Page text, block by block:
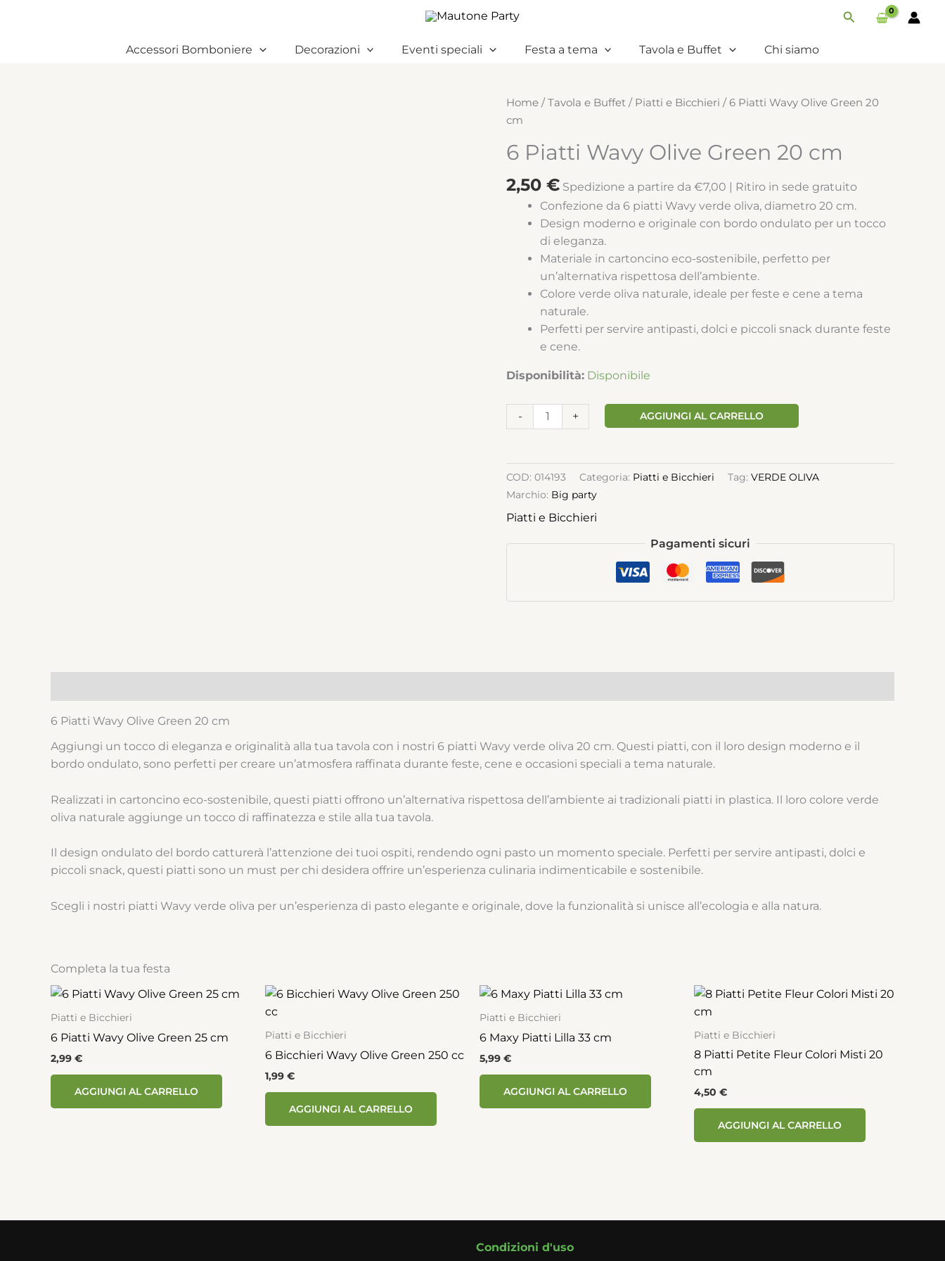
Cerca
Accessori Bomboniere Decorazioni Eventi speciali Festa a tema Tavola e Buffet Chi siamo
Home / Tavola e Buffet / Piatti e Bicchieri / 6 Piatti Wavy Olive Green 20
cm
6 Piatti Wavy Olive Green 20 cm
2,50 € Spedizione a partire da €7,00 | Ritiro in sede gratuito
Confezione da 6 piatti Wavy verde oliva, diametro 20 cm.
Design moderno e originale con bordo ondulato per un tocco
di eleganza.
Materiale in cartoncino eco-sostenibile, perfetto per
un’alternativa rispettosa dell’ambiente.
Colore verde oliva naturale, ideale per feste e cene a tema
naturale.
Perfetti per servire antipasti, dolci e piccoli snack durante feste
e cene.
Disponibilità: Disponibile
-
6
Piatti
Olive
20
quantità
+ AGGIUNGI AL CARRELLO
COD: 014193 Categoria: Piatti e Bicchieri Tag: VERDE OLIVA
Marchio: Big party
Piatti e Bicchieri
Pagamenti sicuri
6 Piatti Wavy Olive Green 20 cm
Aggiungi un tocco di eleganza e originalità alla tua tavola con i nostri 6 piatti Wavy verde oliva 20 cm. Questi piatti, con il loro design moderno e il
bordo ondulato, sono perfetti per creare un’atmosfera raffinata durante feste, cene e occasioni speciali a tema naturale.
Realizzati in cartoncino eco-sostenibile, questi piatti offrono un’alternativa rispettosa dell’ambiente ai tradizionali piatti in plastica. Il loro colore verde
oliva naturale aggiunge un tocco di raffinatezza e stile alla tua tavola.
Il design ondulato del bordo catturerà l’attenzione dei tuoi ospiti, rendendo ogni pasto un momento speciale. Perfetti per servire antipasti, dolci e
piccoli snack, questi piatti sono un must per chi desidera offrire un’esperienza culinaria indimenticabile e sostenibile.
Scegli i nostri piatti Wavy verde oliva per un’esperienza di pasto elegante e originale, dove la funzionalità si unisce all’ecologia e alla natura.
Completa la tua festa
Piatti e Bicchieri
6 Piatti Wavy Olive Green 25 cm
2,99 €
AGGIUNGI AL CARRELLO
Piatti e Bicchieri
6 Bicchieri Wavy Olive Green 250 cc
1,99 €
AGGIUNGI AL CARRELLO
Piatti e Bicchieri
6 Maxy Piatti Lilla 33 cm
5,99 €
AGGIUNGI AL CARRELLO
Piatti e Bicchieri
8 Piatti Petite Fleur Colori Misti 20
cm
4,50 €
AGGIUNGI AL CARRELLO
Condizioni d'uso
cm